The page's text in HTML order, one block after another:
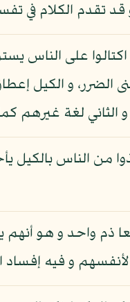
اكتالوا على الناس
الضرر، و الكيل
الثاني لغة غيرهم
من الناس بالكيل
ذم واحد و هو أنهم
و فيه إفساد